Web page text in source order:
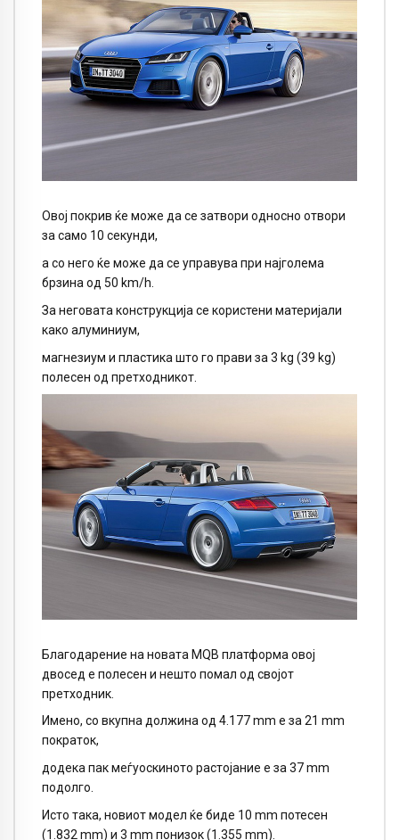
Овој покрив ќе може да се затвори односно отвори
за само 10 секунди,
а со него ќе може да се управува при најголема
брзина од 50 km/h.
За неговата конструкција се користени материјали
како алуминиум,
магнезиум и пластика што го прави за 3 kg (39 kg)
полесен од претходникот.
Благодарение на новата MQB платформа овој
двосед е полесен и нешто помал од својот
претходник.
Имено, со вкупна должина од 4.177 mm e за 21 mm
пократок,
додека пак меѓуоскиното растојание е за 37 mm
подолго.
Исто така, новиот модел ќе биде 10 mm потесен
(1.832 mm) и 3 mm понизок (1.355 mm).